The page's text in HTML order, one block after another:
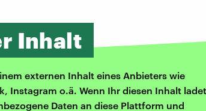
Inhalt
externen Inhalt eines Anbieters wie
Instagram o.ä. Wenn Ihr diesen Inhalt
Daten an diese Plattform und